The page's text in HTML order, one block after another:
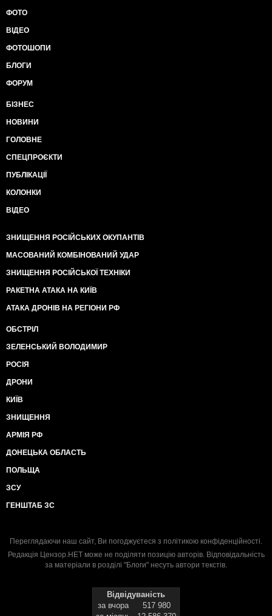
ФОТО
ВІДЕО
ФОТОШОПИ
БЛОГИ
ФОРУМ
БІЗНЕС
НОВИНИ
ГОЛОВНЕ
СПЕЦПРОЄКТИ
ПУБЛІКАЦІЇ
КОЛОНКИ
ВІДЕО
ЗНИЩЕННЯ РОСІЙСЬКИХ ОКУПАНТІВ
МАСОВАНИЙ КОМБІНОВАНИЙ УДАР
ЗНИЩЕННЯ РОСІЙСЬКОЇ ТЕХНІКИ
РАКЕТНА АТАКА НА КИЇВ
АТАКА ДРОНІВ НА РЕГІОНИ РФ
ОБСТРІЛ
ЗЕЛЕНСЬКИЙ ВОЛОДИМИР
РОСІЯ
ДРОНИ
КИЇВ
ЗНИЩЕННЯ
АРМІЯ РФ
ДОНЕЦЬКА ОБЛАСТЬ
ПОЛЬЩА
ЗСУ
ГЕНШТАБ ЗС
Переглядаючи наш сайт, Ви погоджуєтеся з політикою конфіденційності.
Редакція Цензор.НЕТ може не поділяти позицію авторів. Відповідальність
за матеріали в розділі "Блоги" несуть автори текстів.
Відвідуваність
за вчора
517 980